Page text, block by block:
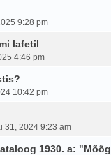
9:28 pm
lafetil
4:46 pm
10:42 pm
31, 2024 9:23 am
1930. a: